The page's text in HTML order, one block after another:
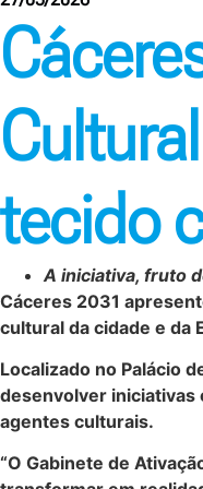
tecido
A iniciativa, fruto
Cáceres 2031
cultural da cidade e da
Localizado no Palácio
desenvolver iniciativas
agentes culturais.
“O Gabinete de